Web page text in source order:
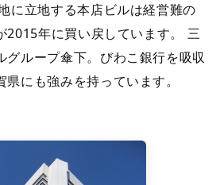
に立地する本店ビルは経営難の
2015年に買い戻しています。 三
グループ傘下。びわこ銀行を吸収
にも強みを持っています。